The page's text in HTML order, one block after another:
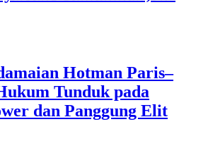
Hotman Paris–
Tunduk pada
dan Panggung Elit